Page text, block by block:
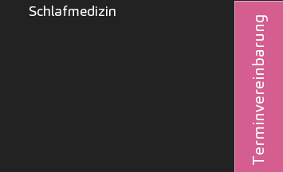
Schlafmedizin
Terminvereinbarung